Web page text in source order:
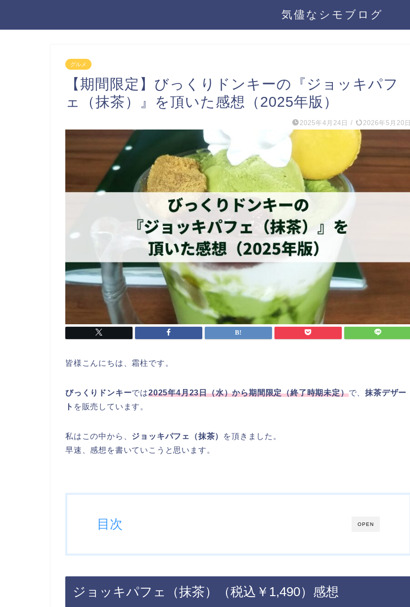
気儘なシモブログ
グルメ
【期間限定】びっくりドンキーの『ジョッキパフ
ェ（抹茶）』を頂いた感想（2025年版）
2025年4月24日 / 2026年5月20日
皆様こんにちは、霜柱です。
びっくりドンキーでは2025年4月23日（水）から期間限定（終了時期未定）で、抹茶デザー
ト を販売しています。
私はこの中から、 ジョッキパフェ（抹茶）
を頂きました。
早速、感想を書いていこうと思います。
OPEN
目次
ジョッキパフェ（抹茶）（税込￥1,490）感想